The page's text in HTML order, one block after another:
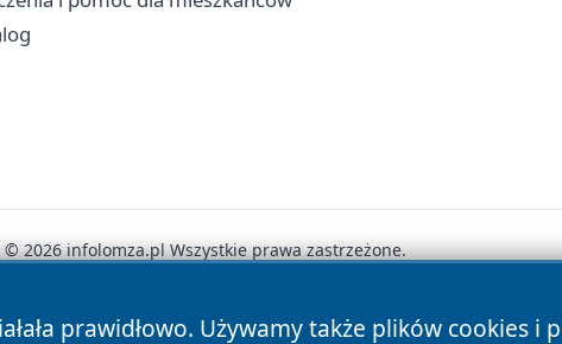
prawidłowo. Używamy także plików cookies
2026 infolomza.pl Wszystkie prawa zastrzeżone.
Polityka Prywatności Polityka Cookies